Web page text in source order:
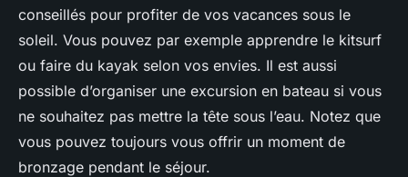
conseillés pour profiter de vos vacances sous le
soleil. Vous pouvez par exemple apprendre le kitsurf
ou faire du kayak selon vos envies. Il est aussi
possible d’organiser une excursion en bateau si vous
ne souhaitez pas mettre la tête sous l’eau. Notez que
vous pouvez toujours vous offrir un moment de
bronzage pendant le séjour.